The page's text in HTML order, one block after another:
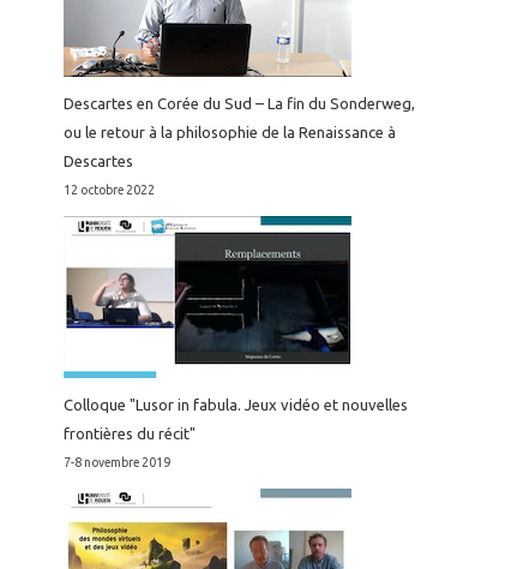
Descartes en Corée du Sud – La fin du Sonderweg,
ou le retour à la philosophie de la Renaissance à
Descartes
12 octobre 2022
Colloque "Lusor in fabula. Jeux vidéo et nouvelles
frontières du récit"
7-8 novembre 2019